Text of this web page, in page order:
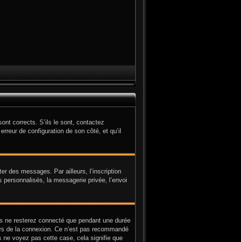
corrects. S’ils le sont, contactez
de configuration de son côté, et qu’il
des messages. Par ailleurs, l’inscription
la messagerie privée, l’envoi
ne resterez connecté que pendant une durée
de la connexion. Ce n’est pas recommandé
ne voyez pas cette case, cela signifie que